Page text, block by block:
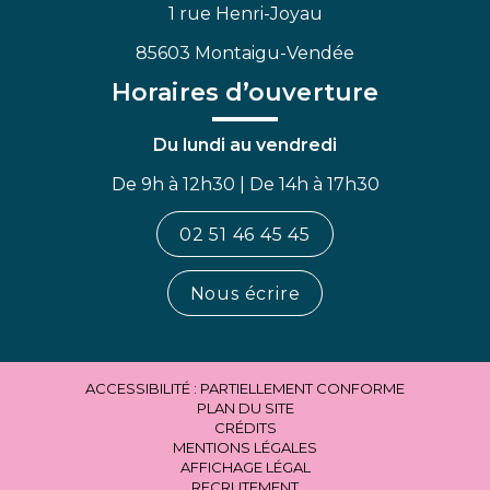
1 rue Henri-Joyau
85603 Montaigu-Vendée
Horaires d’ouverture
Du lundi au vendredi
De 9h à 12h30 | De 14h à 17h30
02 51 46 45 45
Nous écrire
ACCESSIBILITÉ : PARTIELLEMENT CONFORME
PLAN DU SITE
CRÉDITS
MENTIONS LÉGALES
AFFICHAGE LÉGAL